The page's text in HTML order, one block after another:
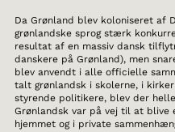
Da Grønland blev koloniseret af
grønlandske sprog stærk
resultat af en massiv dansk
danskere på Grønland), men
blev anvendt i alle officielle
talt grønlandsk i skolerne, i
styrende politikere, blev der
Grønlandsk var på vej til at blive
hjemmet og i private